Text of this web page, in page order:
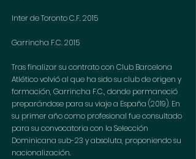
Inter de Toronto C.F. 2015
Garrincha F.C. 2015
Tras finalizar su contrato con Club Barcelona
Atlético volvió al que ha sido su club de origen y
formación, Garrincha F.C., donde permaneció
preparándose para su viaje a España (2019). En
su primer año como profesional fue consultado
para su convocatoria con la Selección
Dominicana sub-23 y absoluta, proponiendo su
nacionalización.